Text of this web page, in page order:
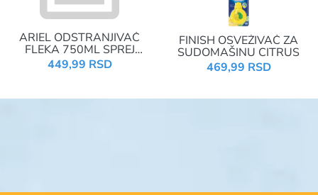
ARIEL ODSTRANJIVAČ
FLEKA 750ML SPREJ
WHITE&COLOR
449,99 RSD
FINISH OSVEŽIVAČ ZA
SUDOMAŠINU CITRUS
469,99 RSD